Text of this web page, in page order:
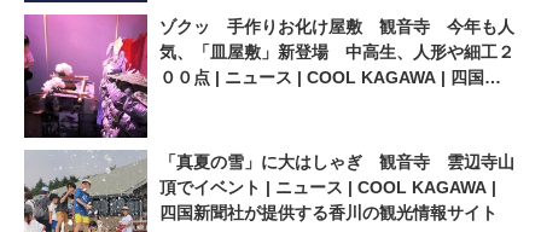
ゾクッ 手作りお化け屋敷 観音寺 今年も人
気、「皿屋敷」新登場 中高生、人形や細工２
００点 | ニュース | COOL KAGAWA | 四国新
「真夏の雪」に大はしゃぎ 観音寺 雲辺寺山
頂でイベント | ニュース | COOL KAGAWA |
四国新聞社が提供する香川の観光情報サイト